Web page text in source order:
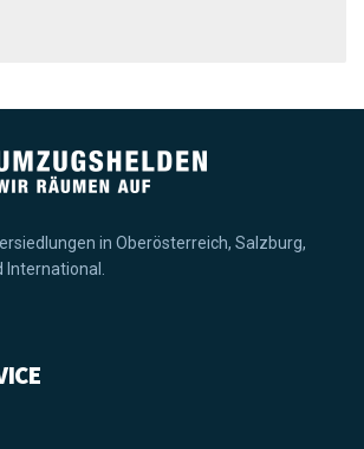
in Oberösterreich, Salzburg,
International.